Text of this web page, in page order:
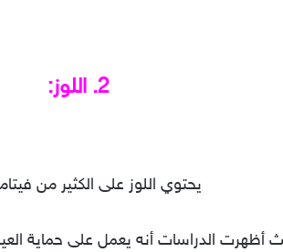
2. اللوز:
يحتوي اللوز على الكثير من
أظهرت الدراسات أنه يعمل على حماية